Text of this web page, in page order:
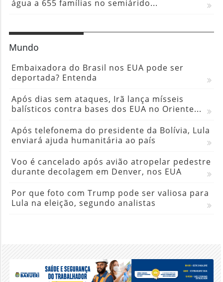
água a 655 famílias no semiárido...
Mundo
Embaixadora do Brasil nos EUA pode ser
deportada? Entenda
Após dias sem ataques, Irã lança mísseis
balísticos contra bases dos EUA no Oriente...
Após telefonema do presidente da Bolívia, Lula
enviará ajuda humanitária ao país
Voo é cancelado após avião atropelar pedestre
durante decolagem em Denver, nos EUA
Por que foto com Trump pode ser valiosa para
Lula na eleição, segundo analistas